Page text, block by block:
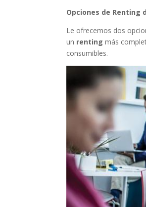
Opciones de Renting
Le ofrecemos dos
un renting más
consumibles.